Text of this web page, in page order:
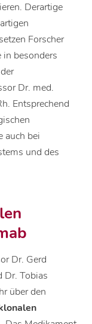
Derartige
Forscher
in besonders
Dr. med.
Entsprechend
auch bei
und des
Dr. Gerd
Dr. Tobias
über den